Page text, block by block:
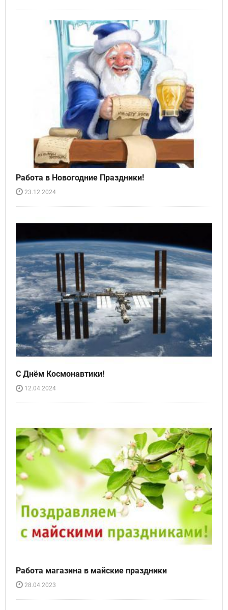
Работа в Новогодние Праздники!
23.12.2024
С Днём Космонавтики!
12.04.2024
Работа магазина в майские праздники
28.04.2023